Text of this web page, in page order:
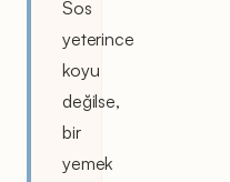
Sos
yeterince
koyu
değilse,
bir
yemek